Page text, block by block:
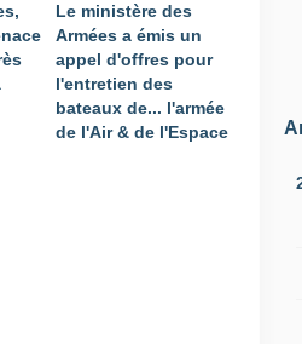
Le ministère des
Armées a émis un
appel d'offres pour
l'entretien des
bateaux de... l'armée
de l'Air & de l'Espace